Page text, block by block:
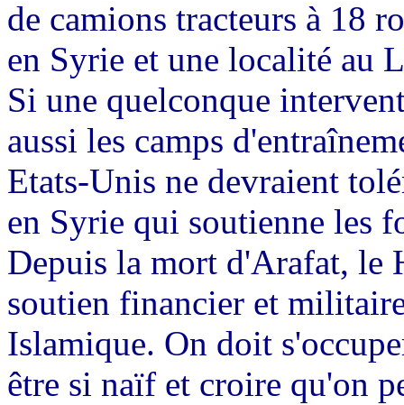
de camions tracteurs à 18
en Syrie et une localité au
Si une quelconque
aussi les camps
Etats-Unis ne devraient
en Syrie qui soutienne les
Depuis la mort d'Arafat, le
soutien financier et
Islamique. On doit
être si naïf et croire qu'on